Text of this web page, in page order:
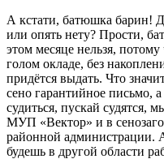
А кстати, батюшка барин!
или опять нету? Прости,
этом месяце нельзя,
голом окладе, без
придётся выдать. Что
сено гарантийное письмо, а
судиться, пускай судятся,
МУП «Вектор» и в
районной администрации.
будешь в другой области